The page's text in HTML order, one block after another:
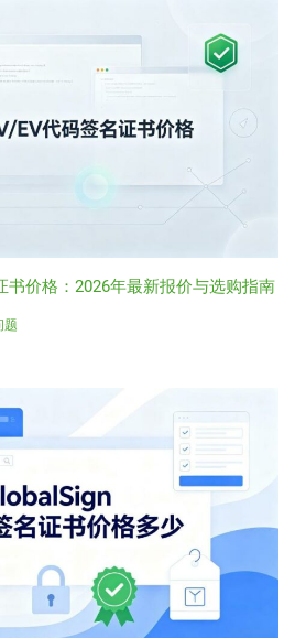
书价格：2026年最新报价与选购指南
题